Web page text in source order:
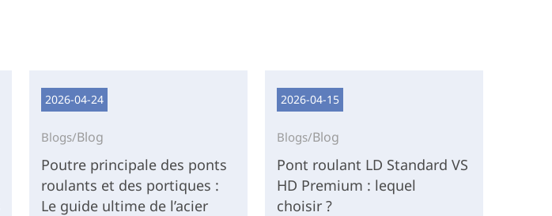
2026-04-24
Blogs/Blog
Poutre principale des ponts
roulants et des portiques :
Le guide ultime de l’acier
2026-04-15
Blogs/Blog
Pont roulant LD Standard VS
HD Premium : lequel
choisir ?